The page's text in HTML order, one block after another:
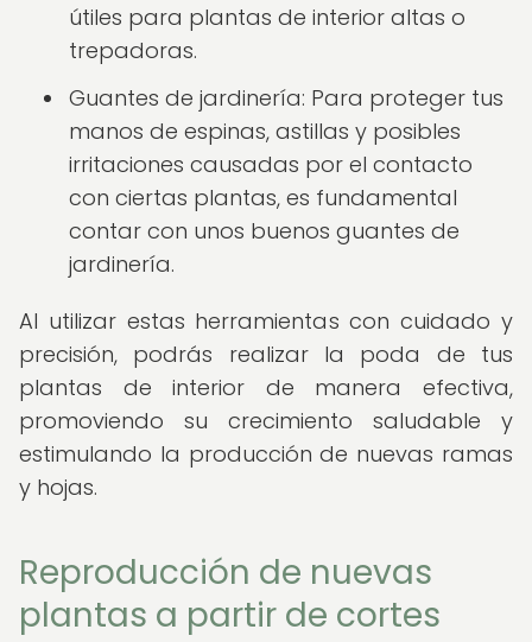
útiles para plantas de interior altas o
trepadoras.
Guantes de jardinería: Para proteger tus
manos de espinas, astillas y posibles
irritaciones causadas por el contacto
con ciertas plantas, es fundamental
contar con unos buenos guantes de
jardinería.
Al utilizar estas herramientas con cuidado y
precisión, podrás realizar la poda de tus
plantas de interior de manera efectiva,
promoviendo su crecimiento saludable y
estimulando la producción de nuevas ramas
y hojas.
Reproducción de nuevas
plantas a partir de cortes